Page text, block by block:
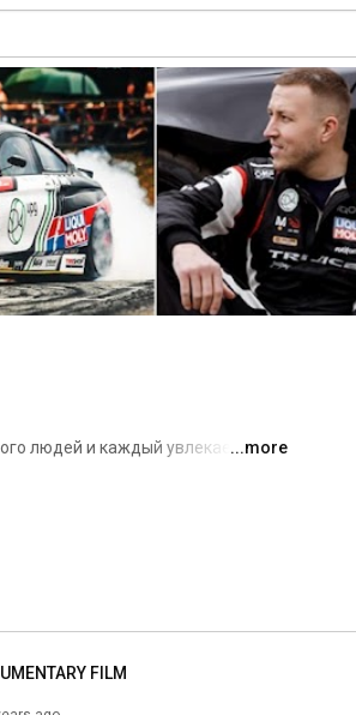
людей и каждый увлекается ...more
FILM